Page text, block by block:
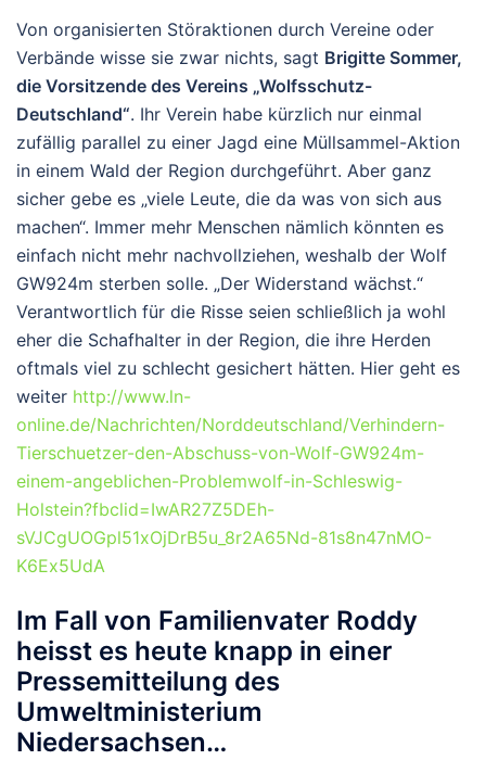
Von organisierten Störaktionen durch Vereine oder
Verbände wisse sie zwar nichts, sagt Brigitte Sommer,
die Vorsitzende des Vereins „Wolfsschutz-
Deutschland“. Ihr Verein habe kürzlich nur einmal
zufällig parallel zu einer Jagd eine Müllsammel-Aktion
in einem Wald der Region durchgeführt. Aber ganz
sicher gebe es „viele Leute, die da was von sich aus
machen“. Immer mehr Menschen nämlich könnten es
einfach nicht mehr nachvollziehen, weshalb der Wolf
GW924m sterben solle. „Der Widerstand wächst.“
Verantwortlich für die Risse seien schließlich ja wohl
eher die Schafhalter in der Region, die ihre Herden
oftmals viel zu schlecht gesichert hätten. Hier geht es
weiter http://www.ln-
online.de/Nachrichten/Norddeutschland/Verhindern-
Tierschuetzer-den-Abschuss-von-Wolf-GW924m-
einem-angeblichen-Problemwolf-in-Schleswig-
Holstein?fbclid=IwAR27Z5DEh-
sVJCgUOGpl51xOjDrB5u_8r2A65Nd-81s8n47nMO-
K6Ex5UdA
Im Fall von Familienvater Roddy
heisst es heute knapp in einer
Pressemitteilung des
Umweltministerium
Niedersachsen…